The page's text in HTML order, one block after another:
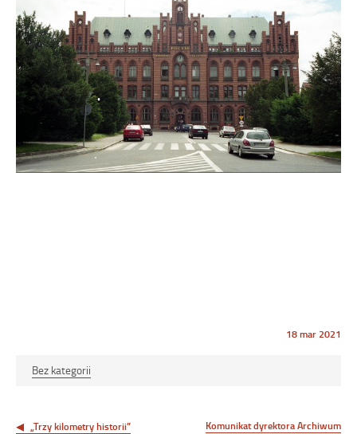
Opublikowano
18 mar 2021
Bez kategorii
wpisu
„Trzy kilometry historii”
Komunikat dyrektora Archiwum